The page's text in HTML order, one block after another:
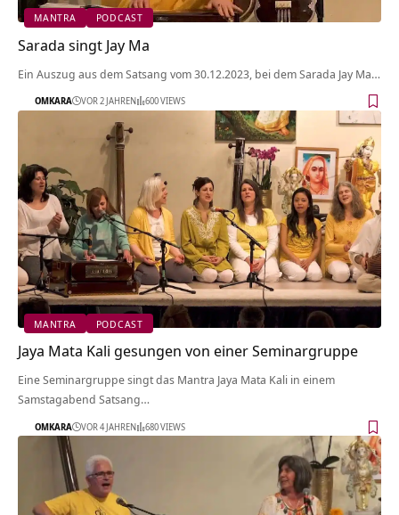
MANTRA PODCAST
Sarada singt Jay Ma
Ein Auszug aus dem Satsang vom 30.12.2023, bei dem Sarada Jay Ma…
OMKARA VOR 2 JAHREN 600 VIEWS
MANTRA PODCAST
Jaya Mata Kali gesungen von einer Seminargruppe
Eine Seminargruppe singt das Mantra Jaya Mata Kali in einem
Samstagabend Satsang…
OMKARA VOR 4 JAHREN 680 VIEWS